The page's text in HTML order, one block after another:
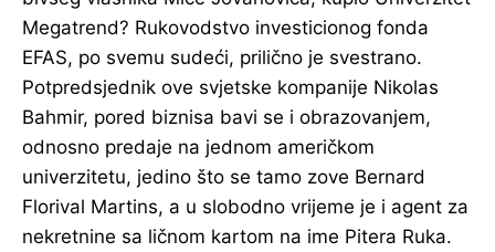
Megatrend? Rukovodstvo investicionog fonda
EFAS, po svemu sudeći, prilično je svestrano.
Potpredsjednik ove svjetske kompanije Nikolas
Bahmir, pored biznisa bavi se i obrazovanjem,
odnosno predaje na jednom američkom
univerzitetu, jedino što se tamo zove Bernard
Florival Martins, a u slobodno vrijeme je i agent za
nekretnine sa ličnom kartom na ime Pitera Ruka.